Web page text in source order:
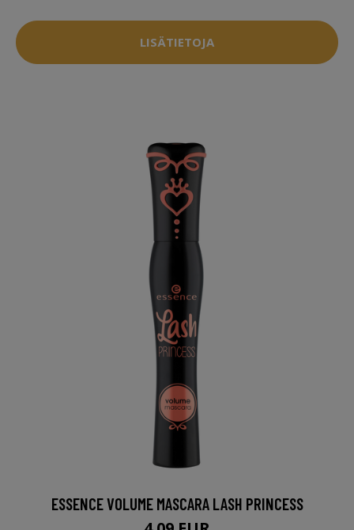
LISÄTIETOJA
ESSENCE VOLUME MASCARA LASH PRINCESS